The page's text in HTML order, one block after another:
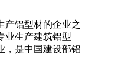
产铝型材的企业之
业生产建筑铝型
，是中国建设部铝